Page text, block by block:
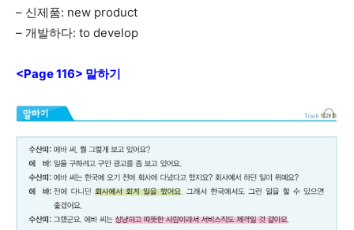
– 신제품: new product
– 개발하다: to develop
<Page 116> 말하기